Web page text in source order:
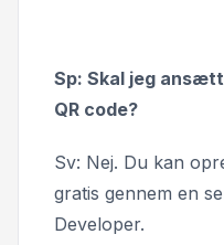
Sp: Skal jeg
QR code?
Sv: Nej. Du kan
gratis gennem en
Developer.